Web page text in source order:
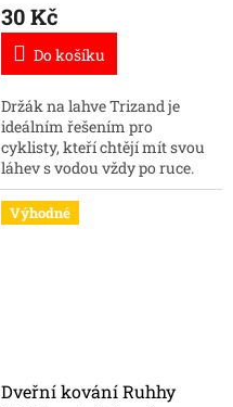
30 Kč
Do košíku
Držák na lahve Trizand je
ideálním řešením pro
cyklisty, kteří chtějí mít svou
láhev s vodou vždy po ruce.
Výhodné
Dveřní kování Ruhhy